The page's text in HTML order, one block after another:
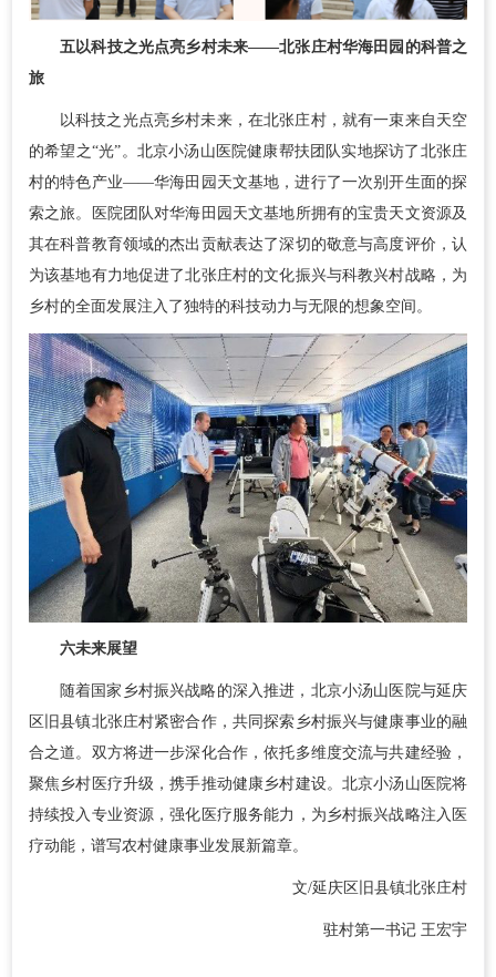
五以科技之光点亮乡村未来——北张庄村华海田园的科普之
旅
以科技之光点亮乡村未来，在北张庄村，就有一束来自天空
的希望之“光”。北京小汤山医院健康帮扶团队实地探访了北张庄
村的特色产业——华海田园天文基地，进行了一次别开生面的探
索之旅。医院团队对华海田园天文基地所拥有的宝贵天文资源及
其在科普教育领域的杰出贡献表达了深切的敬意与高度评价，认
为该基地有力地促进了北张庄村的文化振兴与科教兴村战略，为
乡村的全面发展注入了独特的科技动力与无限的想象空间。
六未来展望
随着国家乡村振兴战略的深入推进，北京小汤山医院与延庆
区旧县镇北张庄村紧密合作，共同探索乡村振兴与健康事业的融
合之道。双方将进一步深化合作，依托多维度交流与共建经验，
聚焦乡村医疗升级，携手推动健康乡村建设。北京小汤山医院将
持续投入专业资源，强化医疗服务能力，为乡村振兴战略注入医
疗动能，谱写农村健康事业发展新篇章。
文/延庆区旧县镇北张庄村
驻村第一书记 王宏宇